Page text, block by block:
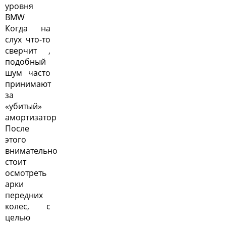
уровня
BMW
Когда на
слух что-то
сверчит ,
подобный
шум часто
принимают
за
«убитый»
амортизатор
После
этого
внимательно
стоит
осмотреть
арки
передних
колес, с
целью